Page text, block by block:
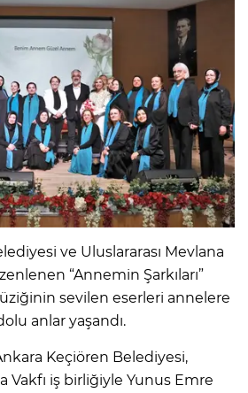
ve Uluslararası Mevlana
“Annemin Şarkıları”
sevilen eserleri annelere
anlar yaşandı.
Keçiören Belediyesi,
Vakfı iş birliğiyle Yunus Emre